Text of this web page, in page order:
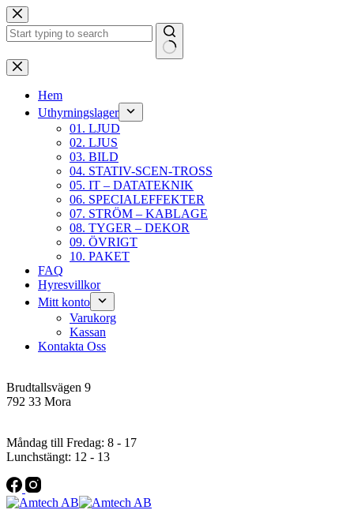
Hoppa
till
innehåll
Inga
resultat
Hem
Uthyrningslager
01. LJUD
02. LJUS
03. BILD
04. STATIV-SCEN-TROSS
05. IT – DATATEKNIK
06. SPECIALEFFEKTER
07. STRÖM – KABLAGE
08. TYGER – DEKOR
09. ÖVRIGT
10. PAKET
FAQ
Hyresvillkor
Mitt konto
Varukorg
Kassan
Kontakta Oss
Brudtallsvägen 9
792 33 Mora
Måndag till Fredag: 8 - 17
Lunchstängt: 12 - 13